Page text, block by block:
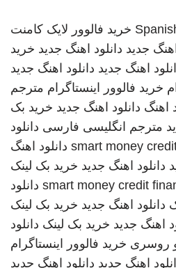
خرید فالوور لایک کامنت
جدید دانلود اهنگ جدید خرید
اهنگ جدید دانلود اهنگ جدید
خرید فالوور اینستاگرام مترجم
اهنگ دانلود اهنگ جدید خرید بک
مترجم انگلیسی فارسی دانلود
smart money دانلود اهنگ
دانلود اهنگ جدید خرید بک لینک
smart money credit دانلود
دانلود اهنگ جدید خرید بک لینک
اهنگ جدید خرید بک لینک دانلود
روسری خرید فالوور اینستاگرام
اهنگ جدید دانلود اهنگ جدید